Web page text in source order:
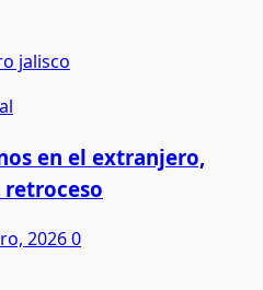
en el extranjero,
20260